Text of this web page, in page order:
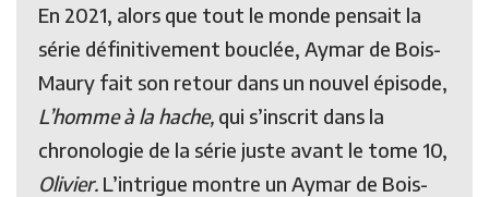
En 2021, alors que tout le monde pensait la
série définitivement bouclée, Aymar de Bois-
Maury fait son retour dans un nouvel épisode,
L’homme à la hache, qui s’inscrit dans la
chronologie de la série juste avant le tome 10,
Olivier. L’intrigue montre un Aymar de Bois-